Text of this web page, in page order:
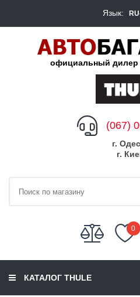
Язык:
официальный дилер
(067)
г.
г.
0
КАТАЛОГ THULE